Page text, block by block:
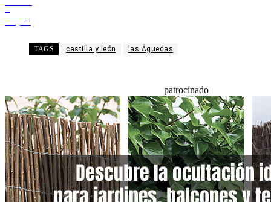
TAGS castilla y león las Águedas
patrocinado